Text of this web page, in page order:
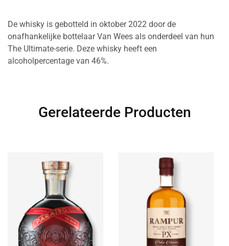
De whisky is gebotteld in oktober 2022 door de
onafhankelijke bottelaar Van Wees als onderdeel van hun
The Ultimate-serie. Deze whisky heeft een
alcoholpercentage van 46%.
Gerelateerde Producten